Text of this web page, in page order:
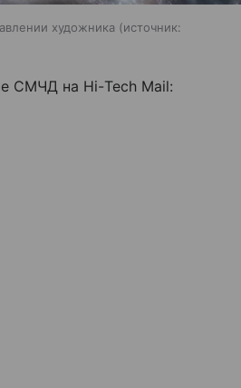
художника
источник:
СМЧД на Hi-Tech Mail: